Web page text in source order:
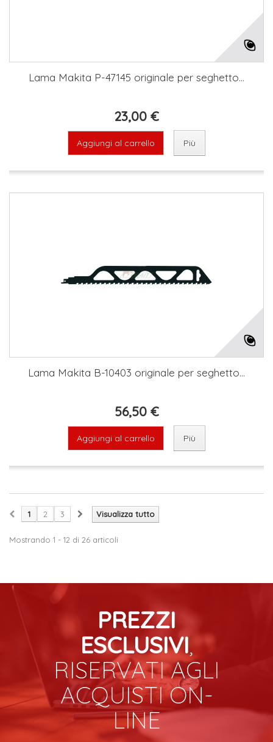
Lama Makita P-47145 originale per seghetto...
23,00 €
Aggiungi al carrello Più
Lama Makita B-10403 originale per seghetto...
56,50 €
Aggiungi al carrello Più
Visualizza tutto
1 2 3
Mostrando 1 - 12 di 26 articoli
PREZZI
ESCLUSIVI,
RISERVATI AGLI
ACQUISTI ON-
LINE